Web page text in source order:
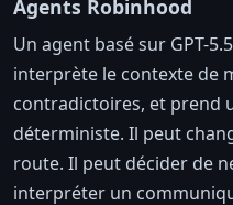
Agents Robinhood
Un agent basé sur GPT-
interprète le contexte de
contradictoires, et prend
déterministe. Il peut
route. Il peut décider de
interpréter un